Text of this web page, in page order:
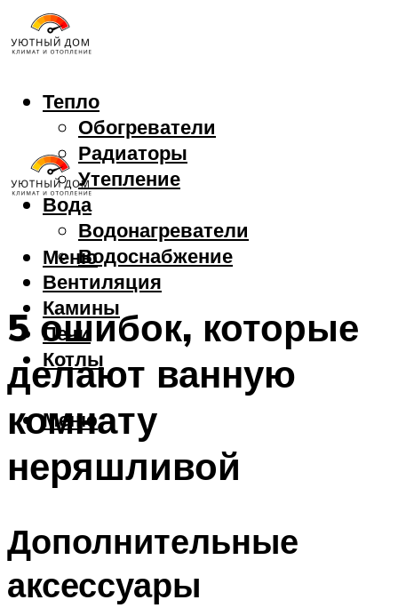
Тепло
Обогреватели
Радиаторы
Утепление
Вода
Водонагреватели
Водоснабжение
Вентиляция
Камины
Печи
Котлы
Меню
Меню
5 ошибок, которые
делают ванную
комнату
неряшливой
Дополнительные
аксессуары